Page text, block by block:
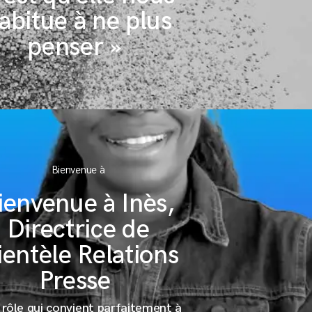
à ne plus
penser »
Bienvenue à
à Inès,
Directrice de
Relations
Presse
rôle qui convient parfaitement à